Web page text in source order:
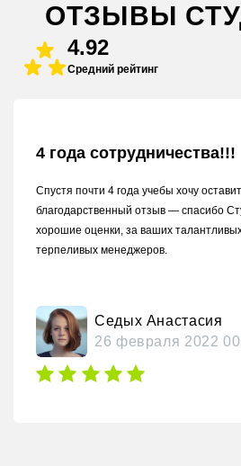
ОТЗЫВЫ
4.92
Средний рейтинг
4 года сотрудничества!!!
Спустя почти 4 года учебы хочу
благодарственный отзыв — спасибо
хорошие оценки, за ваших
терпеливых менеджеров.
Седых Анастасия
26 февраля 2022